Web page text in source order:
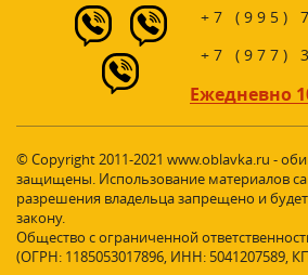
+7 (995)
+7 (977)
Ежедневно
© Copyright 2011-2021 www.oblavka.ru -
защищены. Использование материалов
разрешения владельца запрещено и
закону.
Общество с ограниченной
(ОГРН: 1185053017896, ИНН: 5041207589,